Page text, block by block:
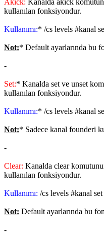
Akick: Kanalda akick
kullanılan fonksiyondur.
Kullanımı:* /cs levels #kanal
Not:* Default ayarlarında bu
-
Set:* Kanalda set ve unset
kullanılan fonksiyondur.
Kullanımı:* /cs levels #kanal
Not:* Sadece kanal founderi
-
Clear: Kanalda clear
kullanılan fonksiyondur.
Kullanımı: /cs levels #kanal
Not: Default ayarlarında bu
-